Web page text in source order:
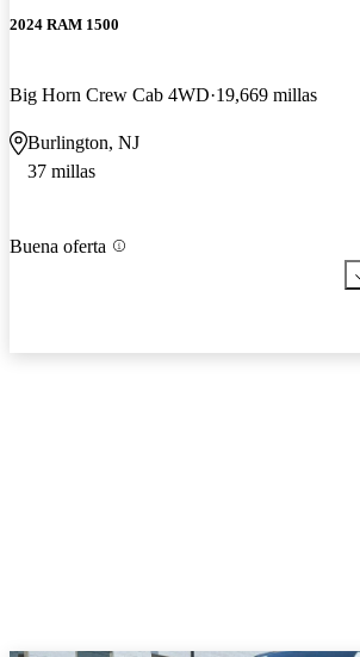
2024 RAM 1500
Big Horn Crew Cab 4WD 19,669 millas
Burlington, NJ
37 millas
Buena oferta